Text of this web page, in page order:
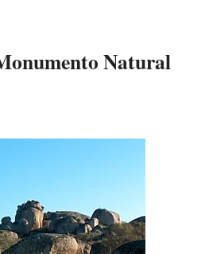
Natural